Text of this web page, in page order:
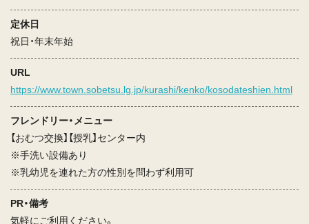
定休日
祝日・年末年始
URL
https://www.town.sobetsu.lg.jp/kurashi/kenko/kosodateshien.html
フレンドリー・メニュー
【おむつ交換】【授乳】センター内
※手洗い設備あり
※乳幼児を連れた方の性別を問わず利用可
PR・備考
気軽にご利用ください。